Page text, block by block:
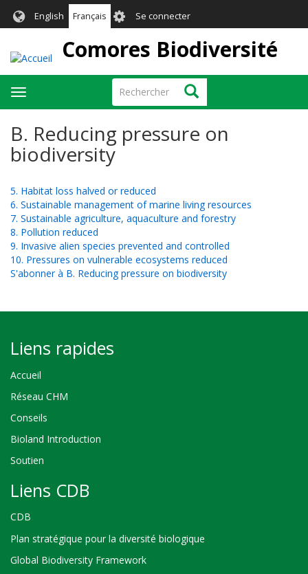
English Français User
account
menu
Se connecter
Comores Biodiversité
Rechercher Rechercher
Toggle
navigation
B. Reducing pressure on
biodiversity
5. Habitat loss halved or reduced
6. Sustainable management of marine living resources
7. Sustainable agriculture, aquaculture and forestry
8. Pollution reduced
9. Invasive alien species prevented and controlled
10. Pressures on vulnerable ecosystems reduced
S'abonner à B. Reducing pressure on biodiversity
Liens rapides
Accueil
Réseau CHM
Conseils
Bioland Introduction
Soutien
Liens CDB
CDB
Plan stratégique pour la diversité biologique
Global Biodiversity Framework